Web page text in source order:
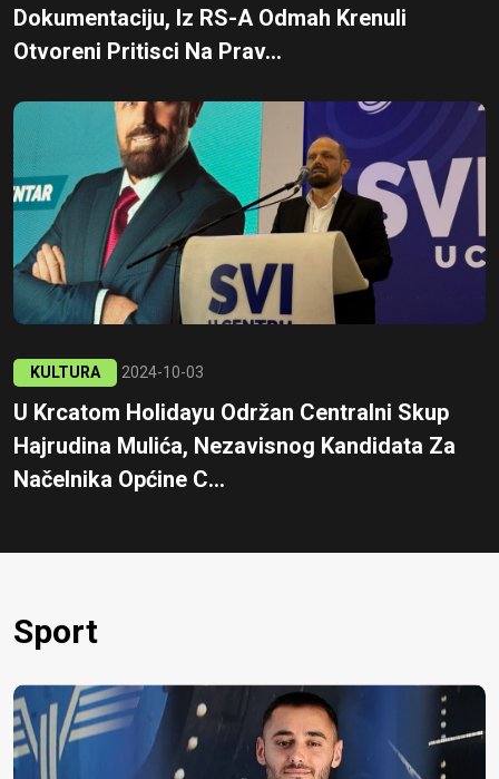
Dokumentaciju, Iz RS-A Odmah Krenuli
Otvoreni Pritisci Na Prav...
KULTURA 2024-10-03
U Krcatom Holidayu Održan Centralni Skup
Hajrudina Mulića, Nezavisnog Kandidata Za
Načelnika Općine C...
Sport